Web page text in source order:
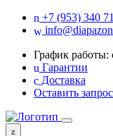
+7 (953) 340
График работы:
Гарантии
Доставка
Оставить запрос